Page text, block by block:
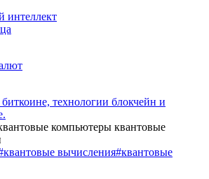
интеллект
технологии блокчейн и
вычисления#квантовые